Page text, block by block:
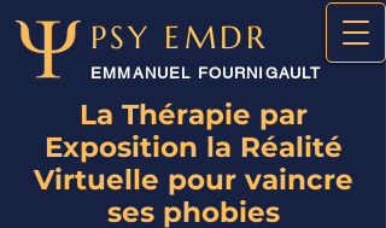
PSY EMDR
EMMANUEL FOURNIGAULT
La Thérapie par
Exposition la Réalité
Virtuelle pour vaincre
ses phobies